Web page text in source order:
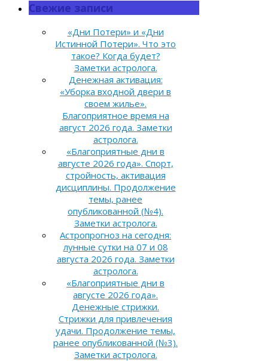
Свежие записи
«Дни Потери» и «Дни
Истинной Потери». Что это
такое? Когда будет?
Заметки астролога.
Денежная активация:
«Уборка входной двери в
своем жилье».
Благоприятное время на
август 2026 года. Заметки
астролога.
«Благоприятные дни в
августе 2026 года». Спорт,
стройность, активация
дисциплины. Продолжение
темы, ранее
опубликованной (№4).
Заметки астролога.
Астропрогноз на сегодня:
лунные сутки на 07 и 08
августа 2026 года. Заметки
астролога.
«Благоприятные дни в
августе 2026 года».
Денежные стрижки.
Стрижки для привлечения
удачи. Продолжение темы,
ранее опубликованной (№3).
Заметки астролога.